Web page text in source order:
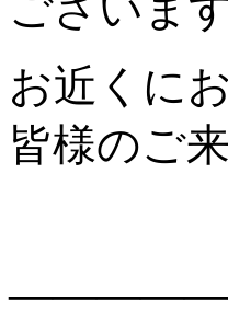
ございます
お近くに
皆様のご